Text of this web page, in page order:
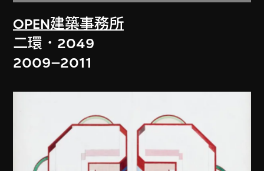
OPEN建築事務所
二環．2049
2009–2011